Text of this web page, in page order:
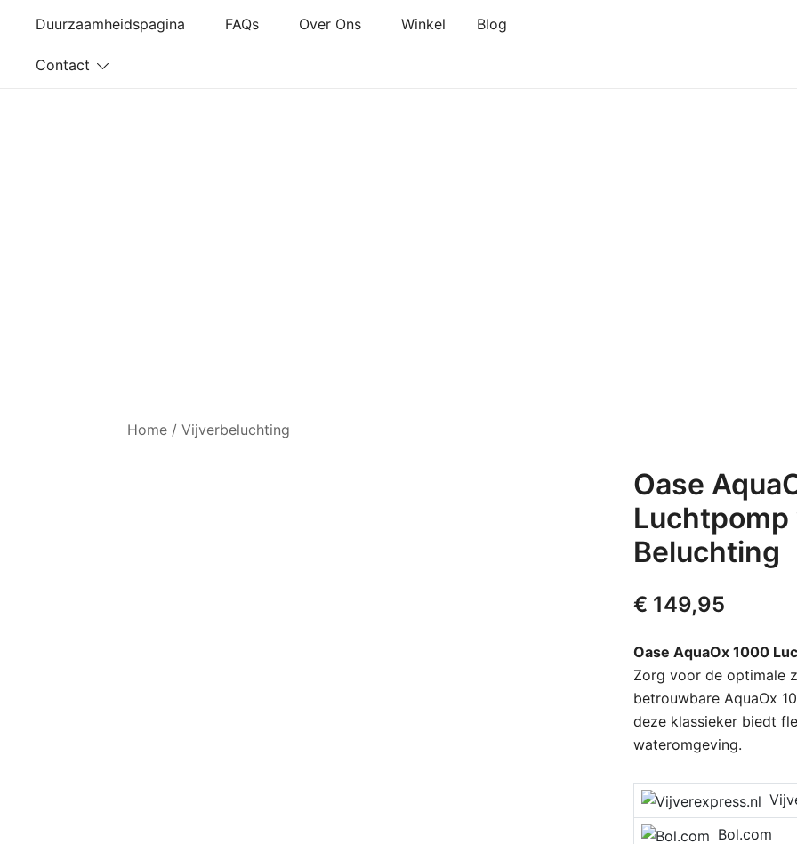
Duurzaamheidspagina FAQs Over Ons Winkel Blog
Contact
Home / Vijverbeluchting
Oase
Beluchting
€ 149,95
Oase AquaOx 1000
Zorg voor de optimale
betrouwbare AquaOx
deze klassieker biedt
wateromgeving.
Bol.com